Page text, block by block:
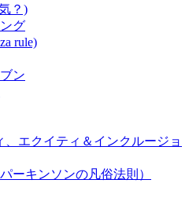
？)
グ
rule)
ン
エクイティ＆インクルージョ
ーキンソンの凡俗法則）